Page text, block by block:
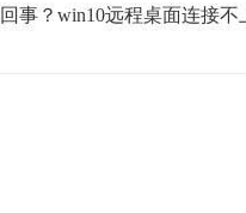
事？win10远程桌面连接不